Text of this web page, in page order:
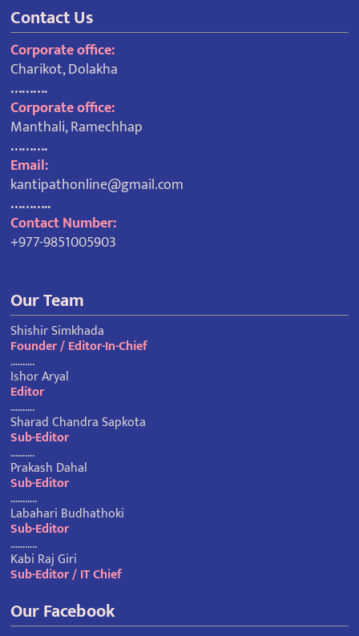
Contact Us
Corporate office:
Charikot, Dolakha
……….
Corporate office:
Manthali, Ramechhap
……….
Email:
kantipathonline@gmail.com
………..
Contact Number:
+977-9851005903
Our Team
Shishir Simkhada
Founder / Editor-In-Chief
……….
Ishor Aryal
Editor
……….
Sharad Chandra Sapkota
Sub-Editor
……….
Prakash Dahal
Sub-Editor
………..
Labahari Budhathoki
Sub-Editor
………..
Kabi Raj Giri
Sub-Editor / IT Chief
Our Facebook